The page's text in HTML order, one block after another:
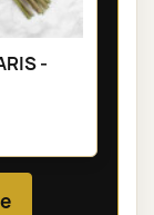
-